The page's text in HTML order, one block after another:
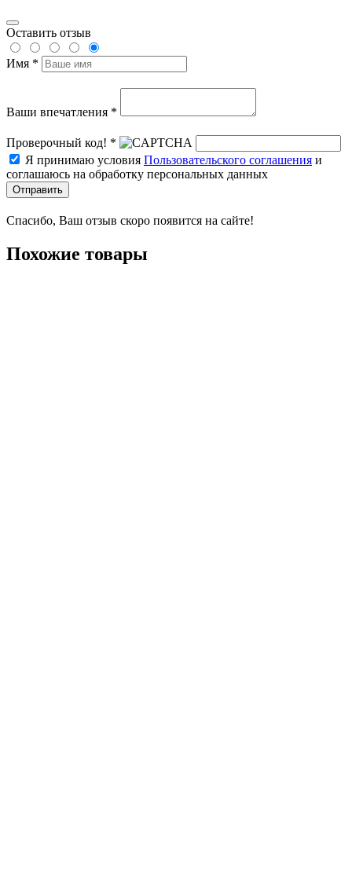
Оставить отзыв
Имя *
Ваши впечатления *
Проверочный код! *
Я принимаю условия Пользовательского соглашения и
соглашаюсь на обработку персональных данных
Отправить
Спасибо, Ваш отзыв скоро появится на сайте!
Похожие товары